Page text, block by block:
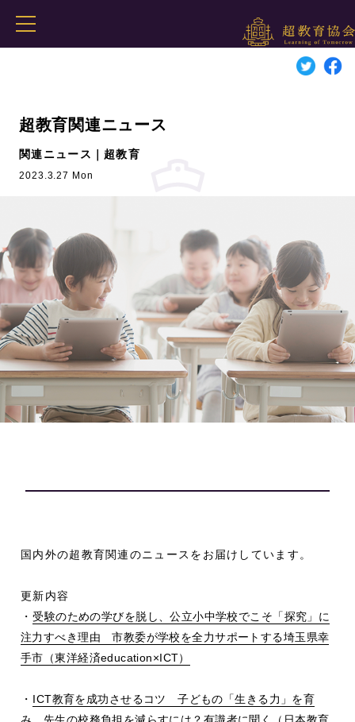
超教育関連ニュース
関連ニュース｜超教育
2023.3.27 Mon
国内外の超教育関連のニュースをお届けしています。
更新内容
・受験のための学びを脱し、公立小中学校でこそ「探究」に
注力すべき理由 市教委が学校を全力サポートする埼玉県幸
手市（東洋経済education×ICT）
・ ICT教育を成功させるコツ 子どもの「生きる力」を育